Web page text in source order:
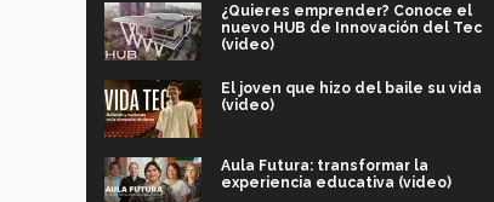
¿Quieres emprender? Conoce el
nuevo HUB de Innovación del Tec
(video)
El joven que hizo del baile su vida
(video)
Aula Futura: transformar la
experiencia educativa (video)